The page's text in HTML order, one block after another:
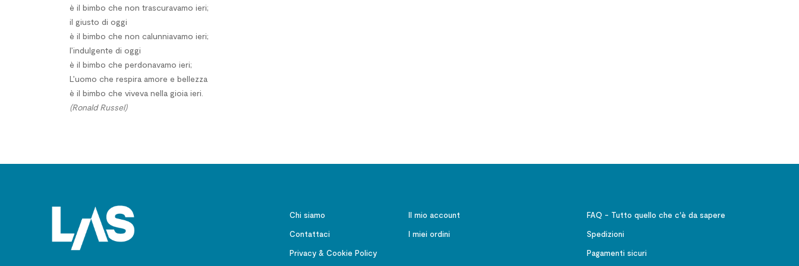
è il bimbo che non trascuravamo ieri;
il giusto di oggi
è il bimbo che non calunniavamo ieri;
l’indulgente di oggi
è il bimbo che perdonavamo ieri;
L’uomo che respira amore e bellezza
è il bimbo che viveva nella gioia ieri.
(Ronald Russel)
Chi siamo
Contattaci
Privacy & Cookie Policy
Il mio account
I miei ordini
FAQ - Tutto quello che c'è da sapere
Spedizioni
Pagamenti sicuri